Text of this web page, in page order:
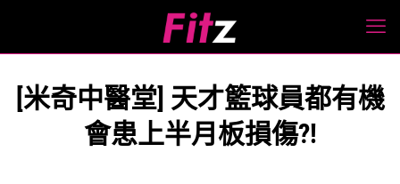
[米奇中醫堂] 天才籃球員都有機
會患上半月板損傷?!